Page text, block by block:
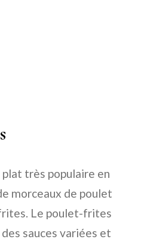
très populaire en
morceaux de poulet
Le poulet-frites
sauces variées et